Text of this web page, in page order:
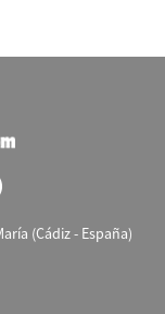
(Cádiz - España)